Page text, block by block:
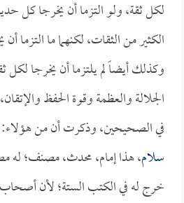
لكل ثقة، ولو التزما أن يخرجا كل
الكثير من الثقات، لكنهما ما
وكذلك أيضاً لم يلتزما أن يخرجا لكل
الجلالة والعظمة وقوة الحفظ
في الصحيحين، وذكرت أن من
سلام، هذا إمام، محدث، مصنف؛ له
خرج له في الكتب الستة؛ لأن